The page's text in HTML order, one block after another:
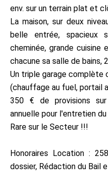
env. sur un terrain plat et
La maison, sur deux
belle entrée, spacieux
cheminée, grande cuisine
chacune sa salle de bains,
Un triple garage complète
(chauffage au fuel, portail
350 € de provisions sur
annuelle pour l'entretien du
Rare sur le Secteur !!!
Honoraires Location :
dossier, Rédaction du Bail